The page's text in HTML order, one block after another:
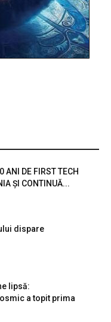
ANI DE FIRST TECH
ȘI CONTINUĂ...
dispare
lipsă:
a topit prima